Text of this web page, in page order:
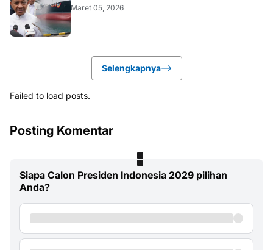
Maret 05, 2026
Selengkapnya
Failed to load posts.
Posting Komentar
Siapa Calon Presiden Indonesia 2029 pilihan
Anda?